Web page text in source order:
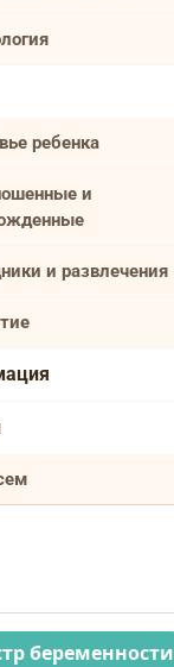
ребенка
и
и развлечения
беременности